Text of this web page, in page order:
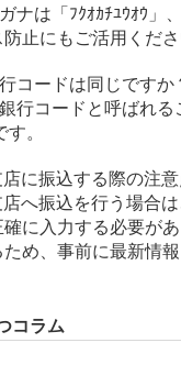
ナは「ﾌｸｵｶﾁﾕｳｵｳ」
止にもご活用くださ
コードは同じですか
行コードと呼ばれ
。
に振込する際の注意
へ振込を行う場合
に入力する必要が
め、事前に最新情
コラム